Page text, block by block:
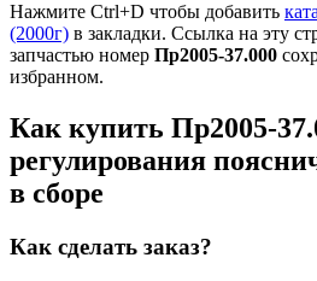
Нажмите Ctrl+D чтобы добавить
(2000г) в закладки. Ссылка на эту
запчастью номер Пр2005-37.000
избранном.
Как купить Пр2005-
регулирования
в сборе
Как сделать заказ?